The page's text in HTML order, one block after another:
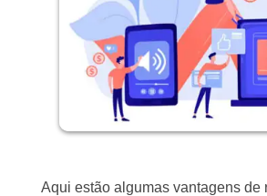
Aqui estão algumas vantagens de